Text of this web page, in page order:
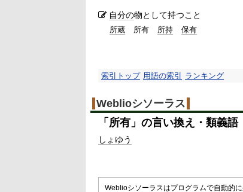
自分の物として持つこと
所蔵 所有 所持 保有
索引トップ 用語の索引 ランキング
Weblioシソーラス
「 所有 」の言い換え・類義語
しょゆう
Weblioシソーラスはプログラムで自動的